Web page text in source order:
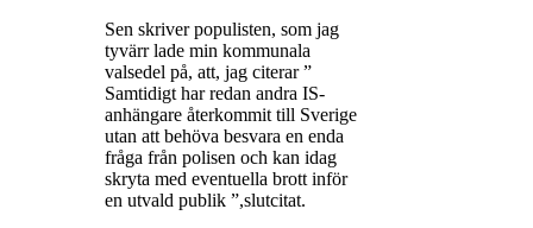
Sen skriver populisten, som jag
tyvärr lade min kommunala
valsedel på, att, jag citerar ”
Samtidigt har redan andra IS-
anhängare återkommit till Sverige
utan att behöva besvara en enda
fråga från polisen och kan idag
skryta med eventuella brott inför
en utvald publik ”,slutcitat.